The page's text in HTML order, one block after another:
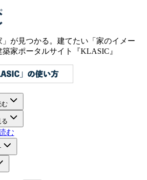
が見つかる。建てたい「家のイメー
築家ポータルサイト『KLASIC』
む
む